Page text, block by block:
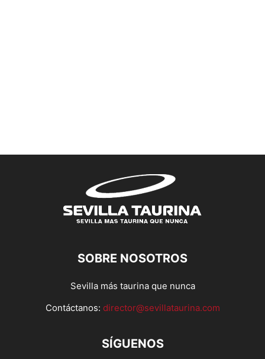
SOBRE NOSOTROS
Sevilla más taurina que nunca
Contáctanos: director@sevillataurina.com
SÍGUENOS